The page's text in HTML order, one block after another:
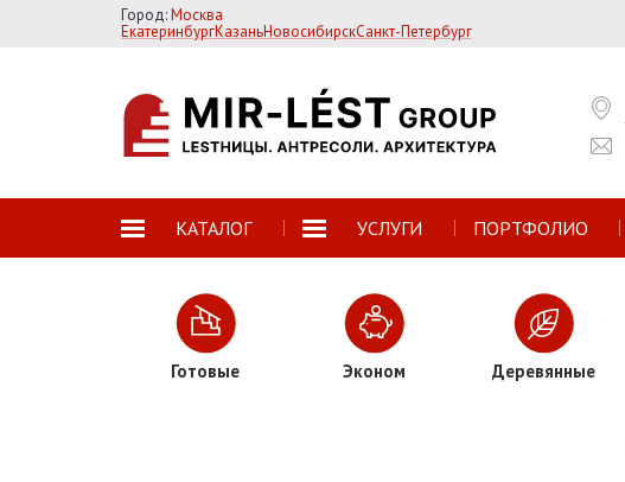
Город:Москва
ЕкатеринбургКазаньНовосибирскСанкт-Петербург
КАТАЛОГ УСЛУГИ ПОРТФОЛИО
Готовые Эконом Деревянные